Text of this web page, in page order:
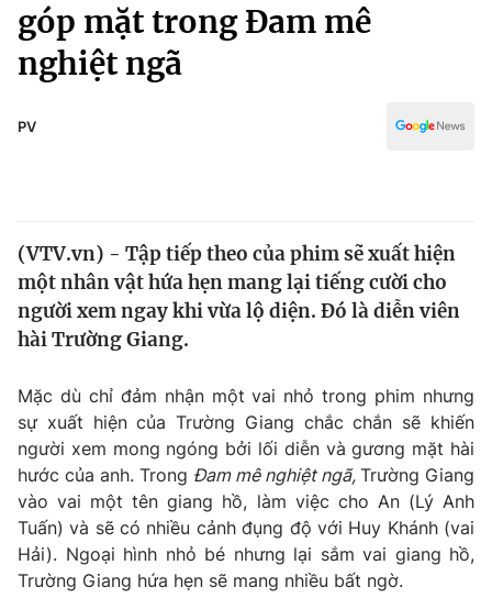
Chính trị
Xã hội
Pháp luật
Thế giới
Tin tức
Thế giới đó đây
Câu chuyện quốc tế
Kinh tế
Thị trường
Góc doanh nghiệp
Dữ liệu và đời sống
Truyền hình
Phim VTV
Hậu trường
Nhân vật
Giải trí
Điện ảnh
Đời sống
Truyền hình
Văn hóa - Giải trí
Y tế
góp mặt trong Đam mê
nghiệt ngã
PV
(VTV.vn) - Tập tiếp theo của phim sẽ xuất hiện
một nhân vật hứa hẹn mang lại tiếng cười cho
người xem ngay khi vừa lộ diện. Đó là diễn viên
hài Trường Giang.
Mặc dù chỉ đảm nhận một vai nhỏ trong phim nhưng
sự xuất hiện của Trường Giang chắc chắn sẽ khiến
người xem mong ngóng bởi lối diễn và gương mặt hài
hước của anh. Trong Đam mê nghiệt ngã, Trường Giang
vào vai một tên giang hồ, làm việc cho An (Lý Anh
Tuấn) và sẽ có nhiều cảnh đụng độ với Huy Khánh (vai
Hải). Ngoại hình nhỏ bé nhưng lại sắm vai giang hồ,
Trường Giang hứa hẹn sẽ mang nhiều bất ngờ.